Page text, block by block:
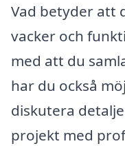
Vad betyder att
vacker och
med att du
har du också
diskutera
projekt med